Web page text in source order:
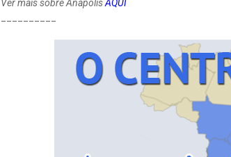
Ver mais sobre AnápolisAQUI